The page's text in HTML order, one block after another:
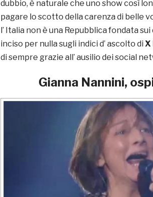
dubbio, è naturale che uno show così
pagare lo scotto della carenza di belle
l’ Italia non è una Repubblica fondata
inciso per nulla sugli indici d’ ascolto di X
di sempre grazie all’ ausilio dei social
Gianna Nannini,